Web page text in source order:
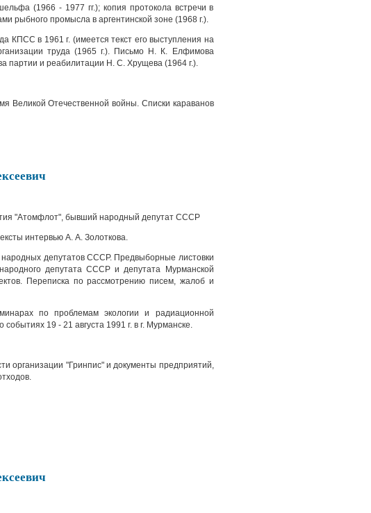
(1966 - 1977 гг.); копия протокола встречи в
рыбного промысла в аргентинской зоне (1968 г.).
КПСС в 1961 г. (имеется текст его выступления на
труда (1965 г.). Письмо Н. К. Елфимова
партии и реабилитации Н. С. Хрущева (1964 г.).
Великой Отечественной войны. Списки караванов
"Атомфлот", бывший народный депутат СССР
интервью А. А. Золоткова.
депутатов СССР. Предвыборные листовки
депутата СССР и депутата Мурманской
Переписка по рассмотрению писем, жалоб и
по проблемам экологии и радиационной
19 - 21 августа 1991 г. в г. Мурманске.
организации "Гринпис" и документы предприятий,